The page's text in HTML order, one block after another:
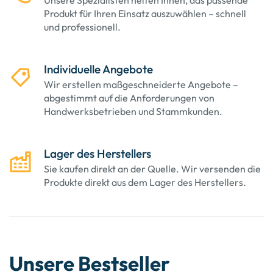
Produkt für Ihren Einsatz auszuwählen – schnell
und professionell.
Individuelle Angebote
Wir erstellen maßgeschneiderte Angebote –
abgestimmt auf die Anforderungen von
Handwerksbetrieben und Stammkunden.
Lager des Herstellers
Sie kaufen direkt an der Quelle. Wir versenden die
Produkte direkt aus dem Lager des Herstellers.
Unsere Bestseller​